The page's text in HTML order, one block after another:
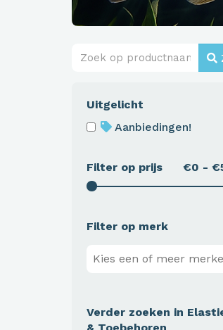
Uitgelicht
Aanbiedingen!
€0 -
Filter op prijs
Filter op merk
Verder zoeken in